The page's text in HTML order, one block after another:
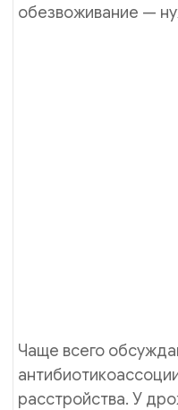
обезвоживание —
Чаще всего
расстройства. У